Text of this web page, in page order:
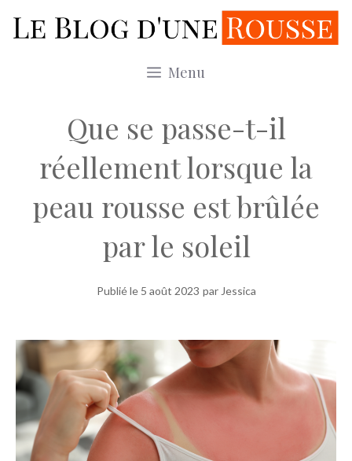
au
Menu
Que se passe-t-il
réellement lorsque la
peau rousse est brûlée
par le soleil
Publié le 5 août 2023 par Jessica